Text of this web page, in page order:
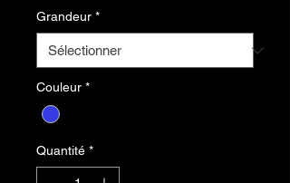
Grandeur *
Couleur *
Quantité *